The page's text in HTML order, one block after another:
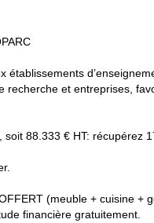
et entreprises,
88.333 € HT:
(meuble + cuisine +
financière gratuitement.